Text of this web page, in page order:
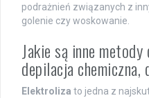
podrażnień związanych z
golenie czy woskowanie.
Jakie są inne
depilacja chemiczna,
Elektroliza to jedna z